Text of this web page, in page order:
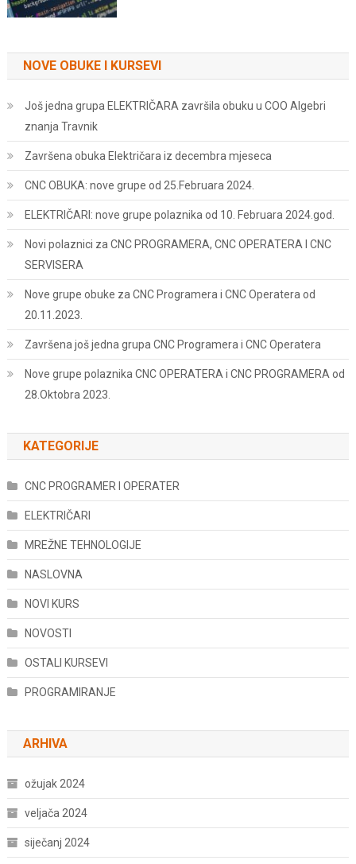
NOVE OBUKE I KURSEVI
Još jedna grupa ELEKTRIČARA završila obuku u COO Algebri
znanja Travnik
Završena obuka Električara iz decembra mjeseca
CNC OBUKA: nove grupe od 25.Februara 2024.
ELEKTRIČARI: nove grupe polaznika od 10. Februara 2024.god.
Novi polaznici za CNC PROGRAMERA, CNC OPERATERA I CNC
SERVISERA
Nove grupe obuke za CNC Programera i CNC Operatera od
20.11.2023.
Završena još jedna grupa CNC Programera i CNC Operatera
Nove grupe polaznika CNC OPERATERA i CNC PROGRAMERA od
28.Oktobra 2023.
KATEGORIJE
CNC PROGRAMER I OPERATER
ELEKTRIČARI
MREŽNE TEHNOLOGIJE
NASLOVNA
NOVI KURS
NOVOSTI
OSTALI KURSEVI
PROGRAMIRANJE
ARHIVA
ožujak 2024
veljača 2024
siječanj 2024